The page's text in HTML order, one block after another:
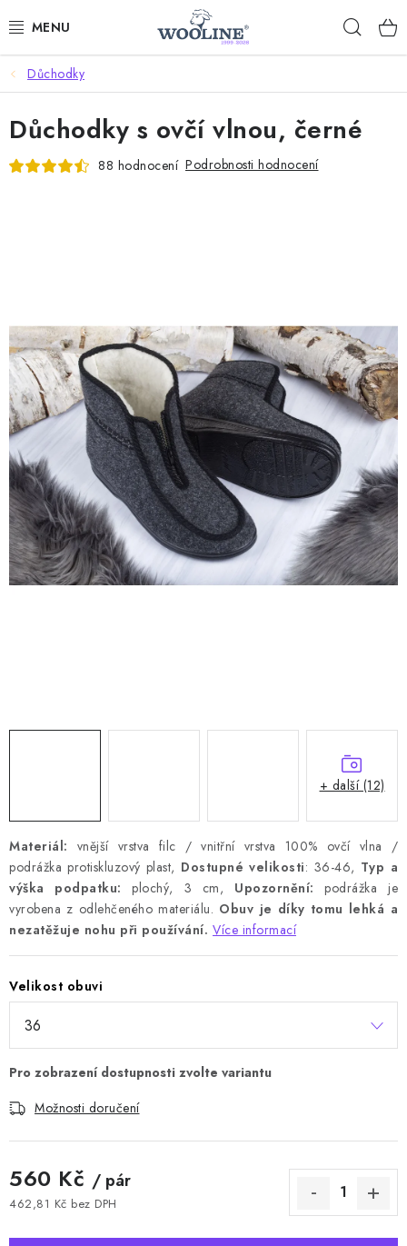
na
AKCE %
DÁRKOVÉ POUKAZY
OBLEČENÍ
ZAHRADA
Doprava a platba Hodnocení obchodu
Kontakty
Moje objednávka
FAQ
Důchodky
Materiál: vnější vrstva filc / vnitřní vrstva 100% ovčí vlna /
podrážka protiskluzový plast, Dostupné velikosti: 36-46, Typ a
výška podpatku: plochý, 3 cm, Upozornění: podrážka je
vyrobena z odlehčeného materiálu. Obuv je díky tomu lehká a
nezatěžuje nohu při používání. Více informací
Velikost obuvi
Možnosti doručení
560 Kč / pár
462,81 Kč bez DPH
Důchodky s ovčí vlnou, černé
88 hodnocení Podrobnosti hodnocení
+ další (12)